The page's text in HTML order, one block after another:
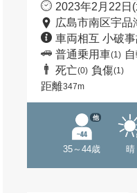
2023年2月22日
広島市南区宇品
車両相互 小破事
普通乗用車(1)
死亡(0) 負傷(1)
距離347m
35～44歳
他
晴